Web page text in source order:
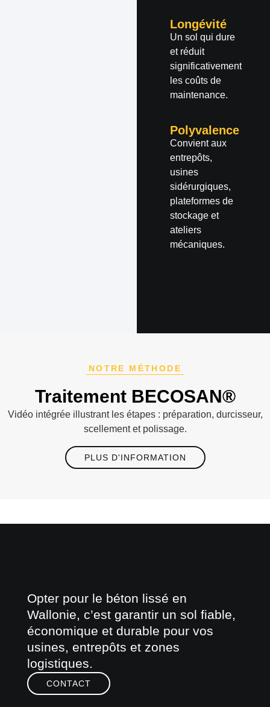
Longévité
Un sol qui dure
et réduit
significativement
les coûts de
maintenance.
Polyvalence
Convient aux
entrepôts,
usines
sidérurgiques,
plateformes de
stockage et
ateliers
mécaniques.
NOTRE MÉTHODE
Traitement BECOSAN®
Vidéo intégrée illustrant les étapes : préparation, durcisseur,
scellement et polissage.
PLUS D'INFORMATION
Opter pour le béton lissé en
Wallonie, c’est garantir un sol fiable,
économique et durable pour vos
usines, entrepôts et zones
logistiques.
CONTACT